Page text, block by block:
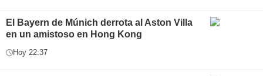
El Bayern de Múnich derrota al Aston Villa
en un amistoso en Hong Kong
Hoy 22:37